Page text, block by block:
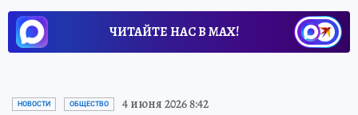
ЧИТАЙТЕ НАС В МАХ!
НОВОСТИ ОБЩЕСТВО 4 июня 2026 8:42